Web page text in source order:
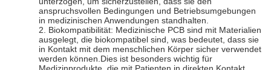
anspruchsvollen Bedingungen und Betriebsumgebungen
in medizinischen Anwendungen standhalten.
2. Biokompatibilität: Medizinische PCB sind mit Materialien
ausgelegt, die biokompatibel sind, was bedeutet, dass sie
in Kontakt mit dem menschlichen Körper sicher verwendet
werden können.Dies ist besonders wichtig für